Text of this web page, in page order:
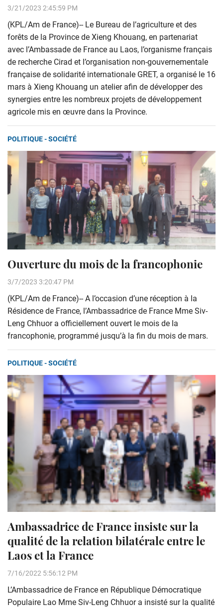
3/21/2023 2:45:59 PM
(KPL/Am de France)-- Le Bureau de l’agriculture et des
forêts de la Province de Xieng Khouang, en partenariat
avec l’Ambassade de France au Laos, l’organisme français
de recherche Cirad et l’organisation non-gouvernementale
française de solidarité internationale GRET, a organisé le 16
mars à Xieng Khouang un atelier afin de développer des
synergies entre les nombreux projets de développement
agricole mis en œuvre dans la Province.
POLITIQUE - SOCIÉTÉ
Ouverture du mois de la francophonie
3/7/2023 3:20:47 PM
(KPL/Am de France)-- A l’occasion d’une réception à la
Résidence de France, l’Ambassadrice de France Mme Siv-
Leng Chhuor a officiellement ouvert le mois de la
francophonie, programmé jusqu’à la fin du mois de mars.
POLITIQUE - SOCIÉTÉ
Ambassadrice de France insiste sur la
qualité de la relation bilatérale entre le
Laos et la France
7/16/2022 5:56:12 PM
L’Ambassadrice de France en République Démocratique
Populaire Lao Mme Siv-Leng Chhuor a insisté sur la qualité